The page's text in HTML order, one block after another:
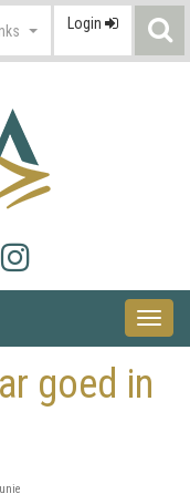
Login
Instagram
icon
Toggle
goed in